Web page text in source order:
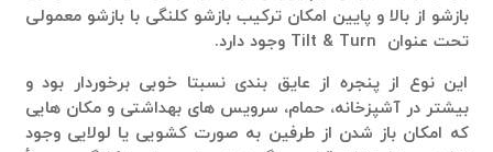
بازشو از بالا و پایین امکان ترکیب بازشو کلنگی با بازشو معمولی
تحت عنوان Tilt & Turn وجود دارد.
این نوع از پنجره از عایق بندی نسبتا خوبی برخوردار بود و
بیشتر در آشپزخانه، حمام، سرویس های بهداشتی و مکان هایی
که امکان باز شدن از طرفین به صورت کشویی یا لولایی وجود